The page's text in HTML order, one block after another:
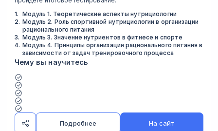
1. Модуль 1. Теоретические аспекты нутрициологии
2. Модуль 2. Роль спортивной нутрициологии в организации
рационального питания
3. Модуль 3. Значение нутриентов в фитнесе и спорте
4. Модуль 4. Принципы организации рационального питания в
зависимости от задач тренировочного процесса
Чему вы научитесь
Подробнее На сайт